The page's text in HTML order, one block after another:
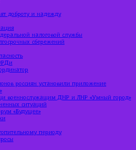
доброту и надежду
налоговой службы
сбережений
россиян установили приложение
военнослужащим ДНР и ЛНР «Умный город»
ситуаций
«Будущее»
периоду